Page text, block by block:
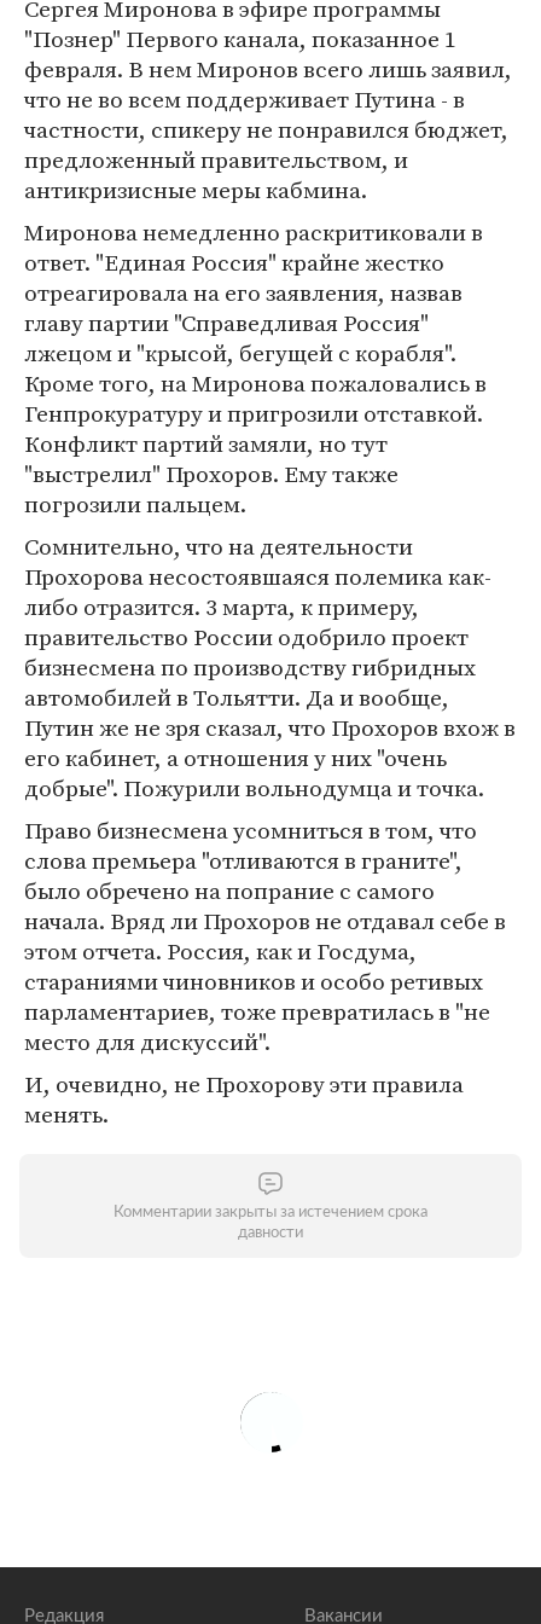
Сергея Миронова в эфире программы
"Познер" Первого канала, показанное 1
февраля. В нем Миронов всего лишь заявил,
что не во всем поддерживает Путина - в
частности, спикеру не понравился бюджет,
предложенный правительством, и
антикризисные меры кабмина.
Миронова немедленно раскритиковали в
ответ. "Единая Россия" крайне жестко
отреагировала на его заявления, назвав
главу партии "Справедливая Россия"
лжецом и "крысой, бегущей с корабля".
Кроме того, на Миронова пожаловались в
Генпрокуратуру и пригрозили отставкой.
Конфликт партий замяли, но тут
"выстрелил" Прохоров. Ему также
погрозили пальцем.
Сомнительно, что на деятельности
Прохорова несостоявшаяся полемика как-
либо отразится. 3 марта, к примеру,
правительство России одобрило проект
бизнесмена по производству гибридных
автомобилей в Тольятти. Да и вообще,
Путин же не зря сказал, что Прохоров вхож в
его кабинет, а отношения у них "очень
добрые". Пожурили вольнодумца и точка.
Право бизнесмена усомниться в том, что
слова премьера "отливаются в граните",
было обречено на попрание с самого
начала. Вряд ли Прохоров не отдавал себе в
этом отчета. Россия, как и Госдума,
стараниями чиновников и особо ретивых
парламентариев, тоже превратилась в "не
место для дискуссий".
И, очевидно, не Прохорову эти правила
менять.
Комментарии закрыты за истечением срока
давности
Редакция Вакансии